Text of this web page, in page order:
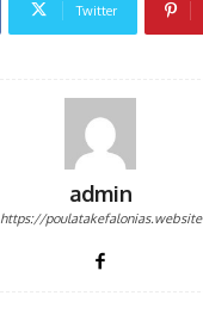
Twitter
admin
https://poulatakefalonias.website